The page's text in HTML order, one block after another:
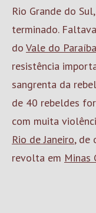
Rio Grande do
terminado.
do Vale do Paraíba
resistência
sangrenta da
de 40 rebeldes
com muita
Rio de Janeiro, de
revolta em Minas